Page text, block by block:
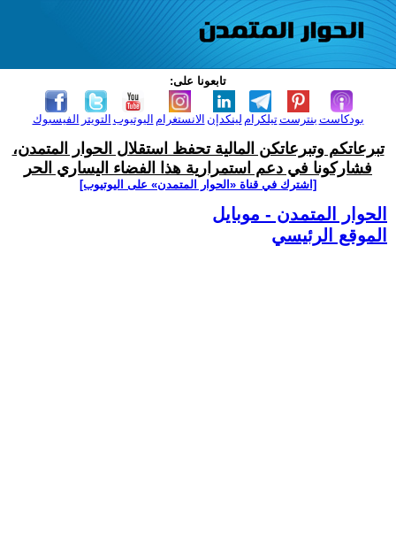
تابعونا على:
الفيسبوك التويتر اليوتيوب الانستغرام لينكدإن تيلكرامبنترست بودكاست
تبرعاتكم وتبرعاتكن المالية تحفظ استقلال الحوار المتمدن،
فشاركونا في دعم استمرارية هذا الفضاء اليساري الحر
[اشترك في قناة ‫«الحوار المتمدن» على اليوتيوب]
الحوار المتمدن - موبايل
الموقع الرئيسي